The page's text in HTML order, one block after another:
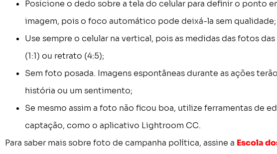
Posicione o dedo sobre a tela do celular para definir o ponto
imagem, pois o foco automático pode deixá-la sem qualidade;
Use sempre o celular na vertical, pois as medidas das fotos
(1:1) ou retrato (4:5);
Sem foto posada. Imagens espontâneas durante as ações
história ou um sentimento;
Se mesmo assim a foto não ficou boa, utilize ferramentas de
captação, como o aplicativo Lightroom CC.
Para saber mais sobre foto de campanha política, assine a Escola